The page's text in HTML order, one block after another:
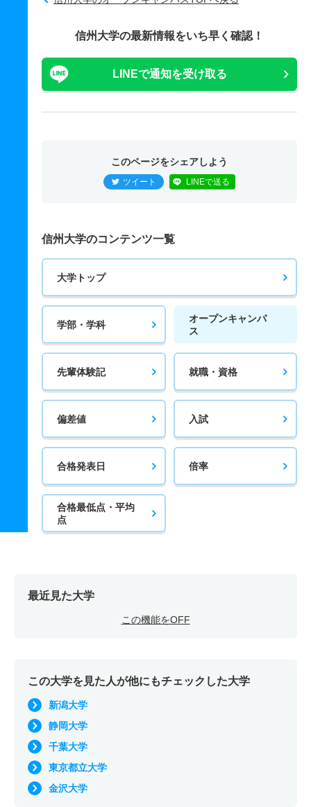
信州大学の最新情報をいち早く確認！
LINEで通知を受け取る
このページをシェアしよう
ツイート LINEで送る
信州大学のコンテンツ一覧
大学トップ
学部・学科
オープンキャンパ
ス
先輩体験記 就職・資格
偏差値 入試
合格発表日 倍率
合格最低点・平均
点
最近見た大学
この機能をOFF
この大学を見た人が他にもチェックした大学
新潟大学
静岡大学
千葉大学
東京都立大学
金沢大学